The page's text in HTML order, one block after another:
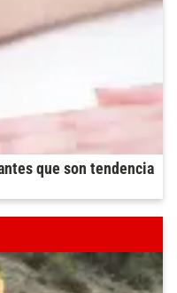
que son tendencia